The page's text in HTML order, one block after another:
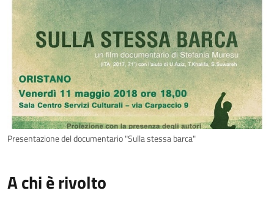
Presentazione del documentario "Sulla stessa barca"
A chi è rivolto